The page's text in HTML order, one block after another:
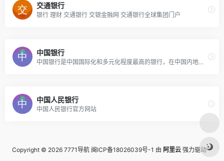
交通银行
银行 理财 交通银行 交银金融网 交通银行全球集团门户
中国银行
中国银行是中国国际化和多元化程度最高的银行，在中国内地及五十多个国家和地区为客户提供全面的金融服务。主要经营商业银行业务：公司金融、个人金融和金融市场业务，并通过附属机构开展投资银行、保险、直接投资、投资管理、基金管理和飞机租赁业务。
中国人民银行
中国人民银行官方网站
Copyright © 2026 7771导航 闽ICP备18026039号-1 由 阿里云 强力驱动